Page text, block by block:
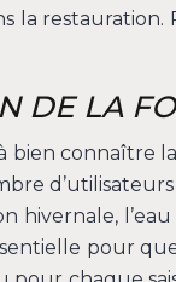
DE LA
connaître
hivernale,
pour